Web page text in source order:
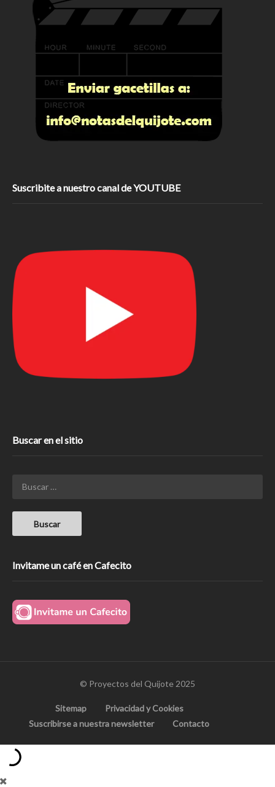
Suscribite a nuestro canal de YOUTUBE
Buscar en el sitio
Invitame un café en Cafecito
© Proyectos del Quijote 2025
Sitemap
Privacidad y Cookies
Suscribirse a nuestra newsletter
Contacto